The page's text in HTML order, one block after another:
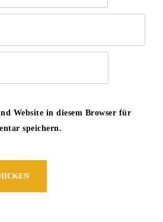
Website in diesem Browser für
speichern.